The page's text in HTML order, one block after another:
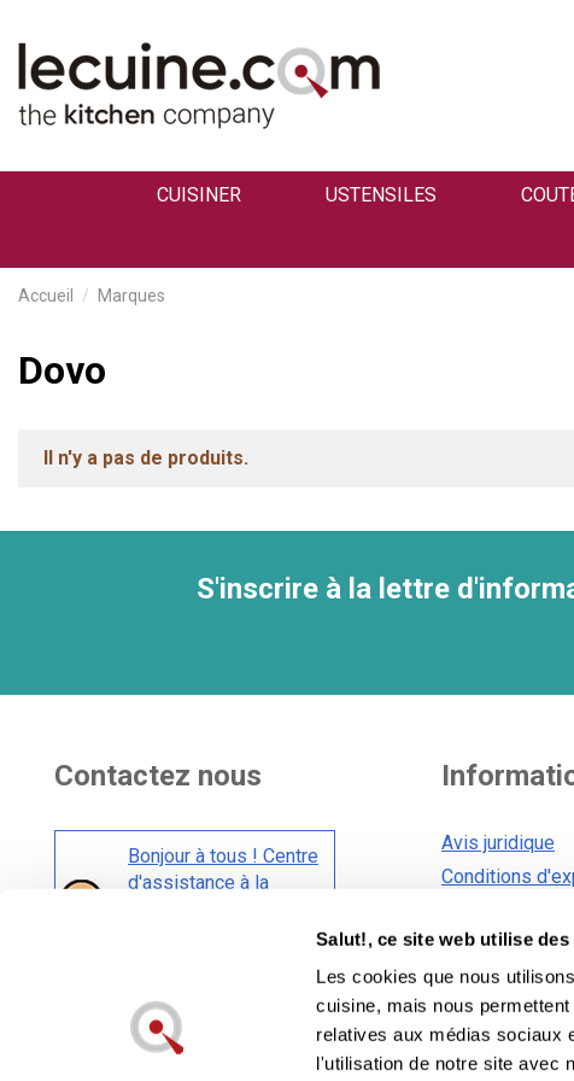
Salut!, ce site web utilise des
Les cookies que nous
cuisine, mais nous
relatives aux médias sociaux
l'utilisation de notre site avec
CUISINER USTENSILES
Accueil Marques
Dovo
Il n'y a pas de produits.
S'inscrire à la lettre
Contactez nous
Bonjour à tous ! Centre
d'assistance à la
Également dans les réseaux sociaux:
Avis juridique
Conditions
Politique en
Politique de